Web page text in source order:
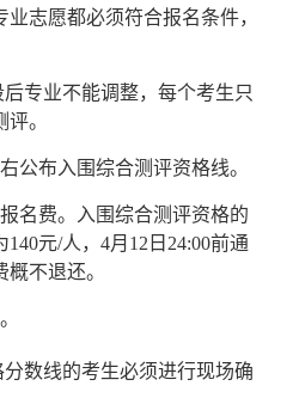
志愿都必须符合报名条件，
专业不能调整，每个考生只
。
公布入围综合测评资格线。
名费。入围综合测评资格的
140元/人， 4月 12 日 24:00前通
概不退还。
数线的考生必须进行现场确